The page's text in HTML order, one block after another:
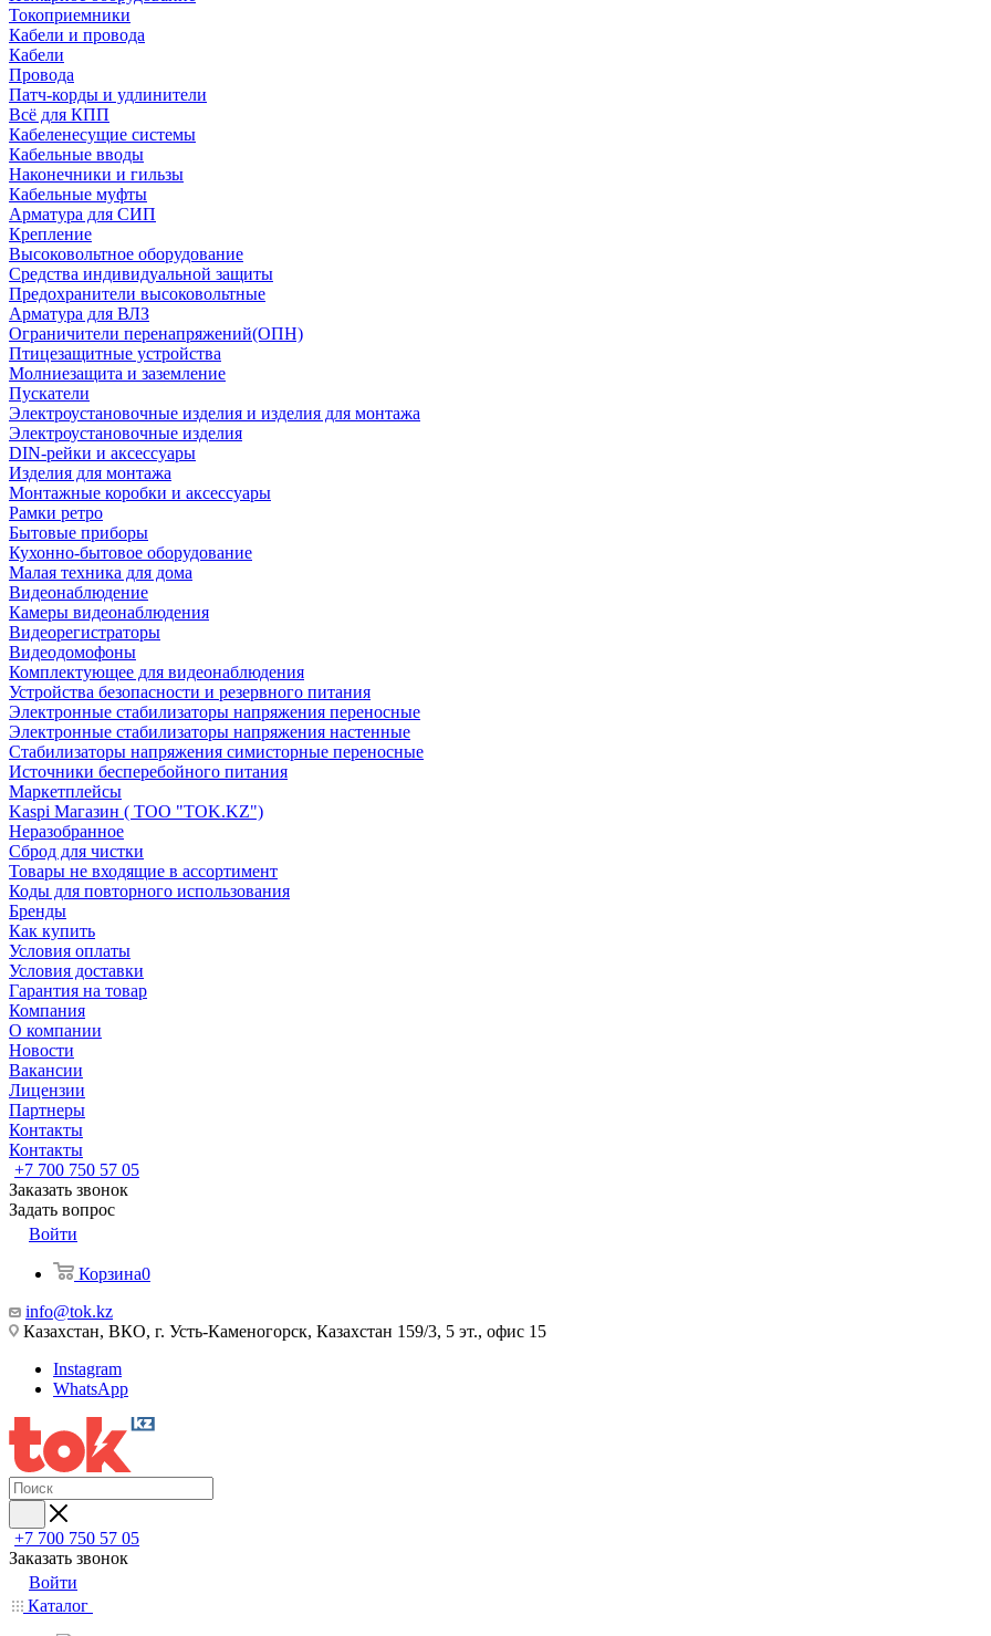
Токоприемники
Кабели и провода
Кабели
Провода
Патч-корды и удлинители
Всё для КПП
Кабеленесущие системы
Кабельные вводы
Наконечники и гильзы
Кабельные муфты
Арматура для СИП
Крепление
Высоковольтное оборудование
Средства индивидуальной защиты
Предохранители высоковольтные
Арматура для ВЛЗ
Ограничители перенапряжений(ОПН)
Птицезащитные устройства
Молниезащита и заземление
Пускатели
Электроустановочные изделия и изделия для монтажа
Электроустановочные изделия
DIN-рейки и аксессуары
Изделия для монтажа
Монтажные коробки и аксессуары
Рамки ретро
Бытовые приборы
Кухонно-бытовое оборудование
Малая техника для дома
Видеонаблюдение
Камеры видеонаблюдения
Видеорегистраторы
Видеодомофоны
Комплектующее для видеонаблюдения
Устройства безопасности и резервного питания
Электронные стабилизаторы напряжения переносные
Электронные стабилизаторы напряжения настенные
Стабилизаторы напряжения симисторные переносные
Источники бесперебойного питания
Маркетплейсы
Kaspi Магазин ( ТОО "TOK.KZ")
Неразобранное
Сброд для чистки
Товары не входящие в ассортимент
Коды для повторного использования
Бренды
Как купить
Условия оплаты
Условия доставки
Гарантия на товар
Компания
О компании
Новости
Вакансии
Лицензии
Партнеры
Контакты
Контакты
+7 700 750 57 05
Заказать звонок
Задать вопрос
Войти
Корзина0
info@tok.kz
Казахстан, ВКО, г. Усть-Каменогорск, Казахстан 159/3, 5 эт., офис 15
Instagram
WhatsApp
+7 700 750 57 05
Заказать звонок
Войти
Каталог